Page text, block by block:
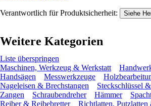
Verantwortlich für Produktsicherheit: Siehe
Weitere Kategorien
Liste überspringen
Maschinen, Werkzeug & Werkstatt
Handsägen
Messwerkzeuge
Nageleisen & Brechstangen
Steckschlüssel
Zangen
Schraubendreher Hämmer
Reiber & Reibebretter
Richtlatten,